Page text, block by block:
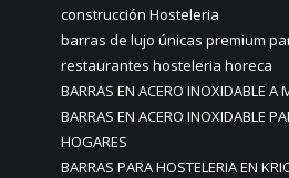
construcción Hosteleria
barras de lujo únicas premium
restaurantes hosteleria horeca
BARRAS EN ACERO INOXIDABLE A
BARRAS EN ACERO INOXIDABLE
HOGARES
BARRAS PARA HOSTELERIA EN